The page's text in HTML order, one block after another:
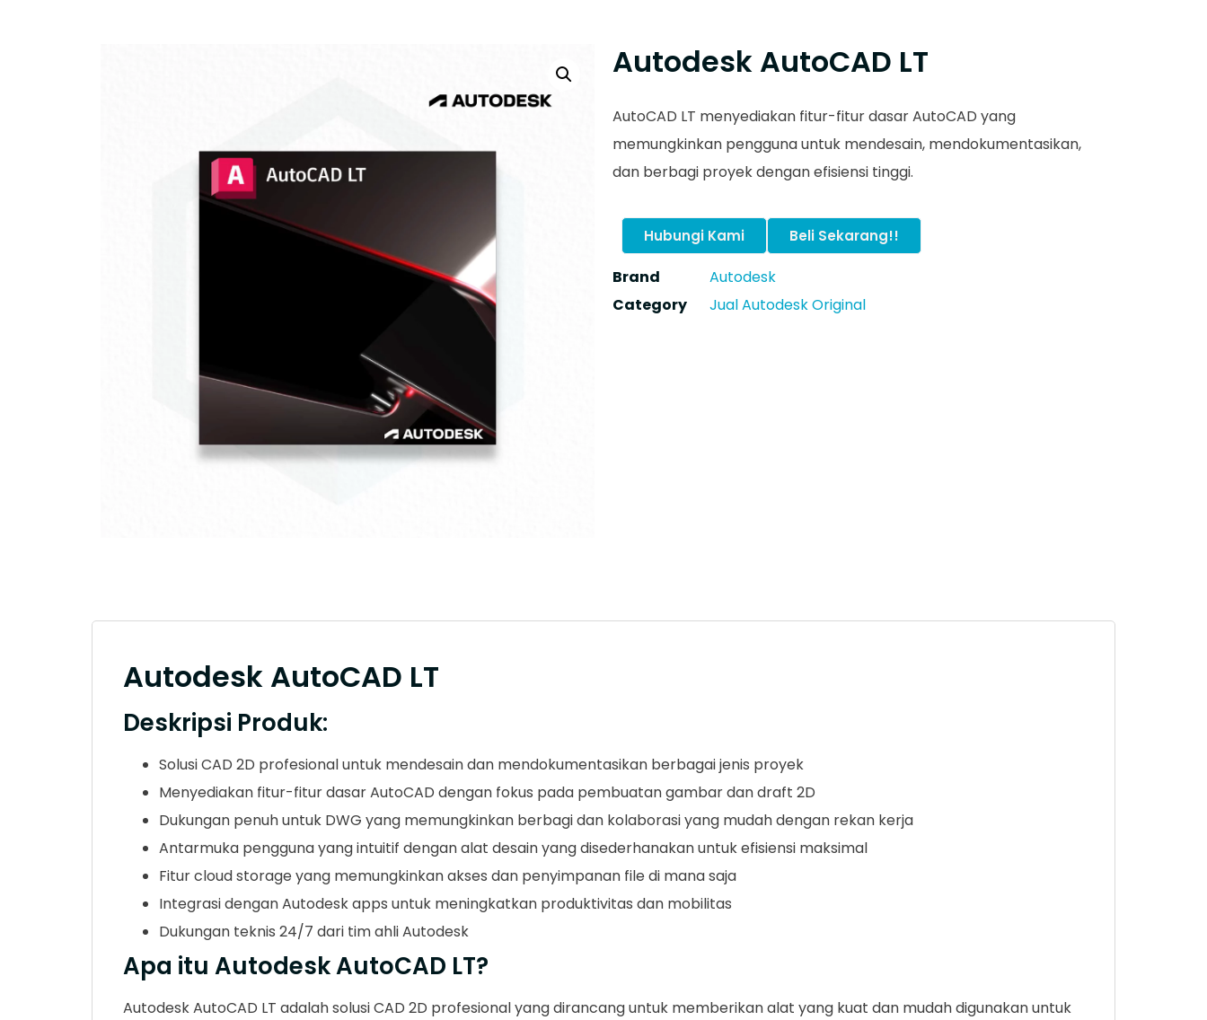
Autodesk AutoCAD LT
AutoCAD LT menyediakan fitur-fitur dasar AutoCAD yang
memungkinkan pengguna untuk mendesain, mendokumentasikan,
dan berbagi proyek dengan efisiensi tinggi.
Hubungi Kami Beli Sekarang!!
Brand
Autodesk
Category
Jual Autodesk Original
Autodesk AutoCAD LT
Deskripsi Produk:
Solusi CAD 2D profesional untuk mendesain dan mendokumentasikan berbagai jenis proyek
Menyediakan fitur-fitur dasar AutoCAD dengan fokus pada pembuatan gambar dan draft 2D
Dukungan penuh untuk DWG yang memungkinkan berbagi dan kolaborasi yang mudah dengan rekan kerja
Antarmuka pengguna yang intuitif dengan alat desain yang disederhanakan untuk efisiensi maksimal
Fitur cloud storage yang memungkinkan akses dan penyimpanan file di mana saja
Integrasi dengan Autodesk apps untuk meningkatkan produktivitas dan mobilitas
Dukungan teknis 24/7 dari tim ahli Autodesk
Apa itu Autodesk AutoCAD LT?
Autodesk AutoCAD LT adalah solusi CAD 2D profesional yang dirancang untuk memberikan alat yang kuat dan mudah digunakan untuk